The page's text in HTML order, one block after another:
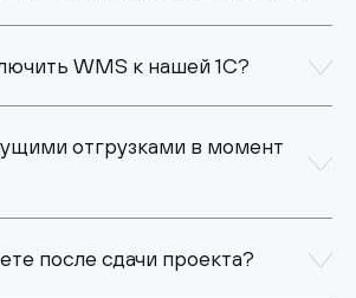
WMS к нашей 1С?
отгрузками в момент
после сдачи проекта?